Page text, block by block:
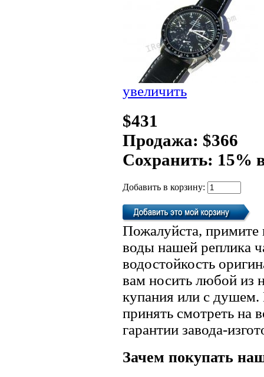
увеличить
$431
Продажа: $366
Сохранить: 15%
Добавить в корзину:
Пожалуйста, примите
воды нашей реплика
водостойкость
вам носить любой из
купания или с
принять смотреть на
гарантии завода-
Зачем покупать